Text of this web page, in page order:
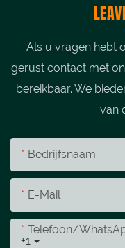
Als u vragen hebt
gerust contact met
bereikbaar. We
van
Bedrijfsnaam
E-Mail
+1
Telefoon/